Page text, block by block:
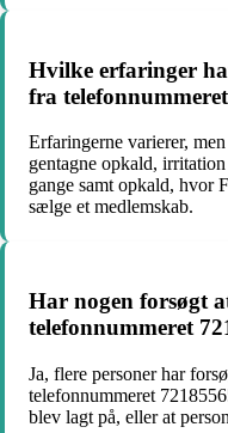
Hvilke erfaringer
fra
Erfaringerne varierer,
gentagne opkald,
gange samt opkald, hvor
sælge et medlemskab.
Har nogen forsøgt
telefonnummeret
Ja, flere personer har
telefonnummeret
blev lagt på, eller at